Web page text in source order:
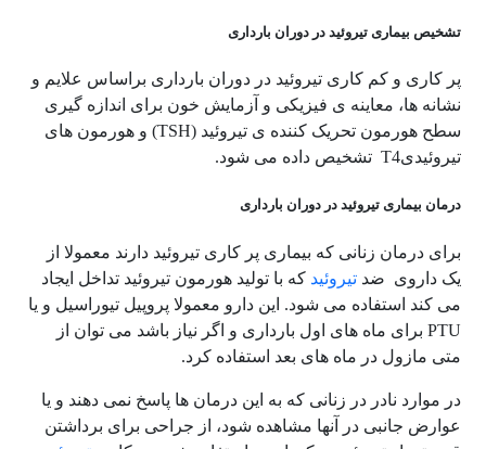
تشخیص بیماری تیروئید در دوران بارداری
پر کاری و کم کاری تیروئید در دوران بارداری براساس علایم و
نشانه ها، معاینه ی فیزیکی و آزمایش خون برای اندازه گیری
سطح هورمون تحریک کننده ی تیروئید (TSH) و هورمون های
تیروئیدیT4 تشخیص داده می شود.
درمان بیماری تیروئید در دوران بارداری
برای درمان زنانی که بیماری پر کاری تیروئید دارند معمولا از
یک داروی ضد تیروئید که با تولید هورمون تیروئید تداخل ایجاد
می کند استفاده می شود. این دارو معمولا پروپیل تیوراسیل و یا
PTU برای ماه های اول بارداری و اگر نیاز باشد می توان از
متی مازول در ماه های بعد استفاده کرد.
در موارد نادر در زنانی که به این درمان ها پاسخ نمی دهند و یا
عوارض جانبی در آنها مشاهده شود، از جراحی برای برداشتن